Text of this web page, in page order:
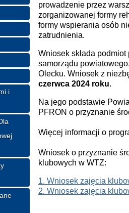
i
prowadzenie przez
zorganizowanej formy
formy wspierania osób
zatrudnienia.
Wniosek składa
samorządu
Olecku. Wniosek z
czerwca 2024 roku.
Na jego podstawie
PFRON o przyznanie
Więcej informacji o
Wniosek o przyznanie
klubowych w WTZ:
1. Wniosek zajęcia
2. Wniosek zajęcia